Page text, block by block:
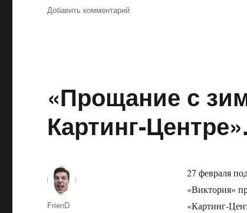
Добавить комментарийк
«Прощание с
Картинг-Центре».
27 февраля
«Виктория»
«Картинг-
Автор
FrienD